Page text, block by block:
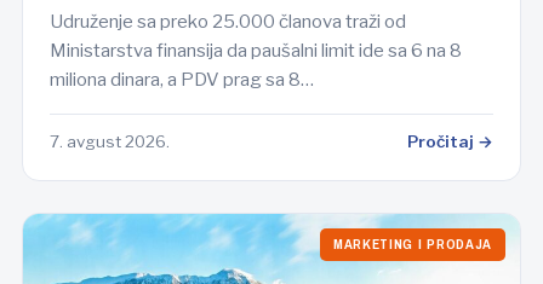
Udruženje sa preko 25.000 članova traži od
Ministarstva finansija da paušalni limit ide sa 6 na 8
miliona dinara, a PDV prag sa 8…
7. avgust 2026. Pročitaj →
MARKETING I PRODAJA